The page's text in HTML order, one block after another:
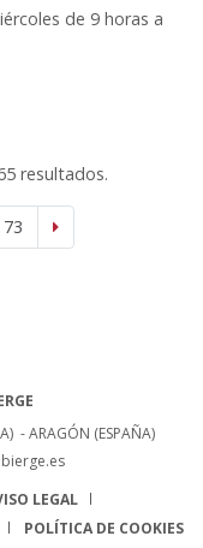
de 9 horas a
resultados.
73
- ARAGÓN (ESPAÑA)
LEGAL
POLÍTICA DE COOKIES